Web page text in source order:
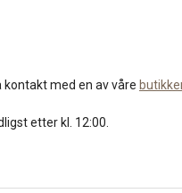
kontakt med en av våre
etter kl. 12:00.